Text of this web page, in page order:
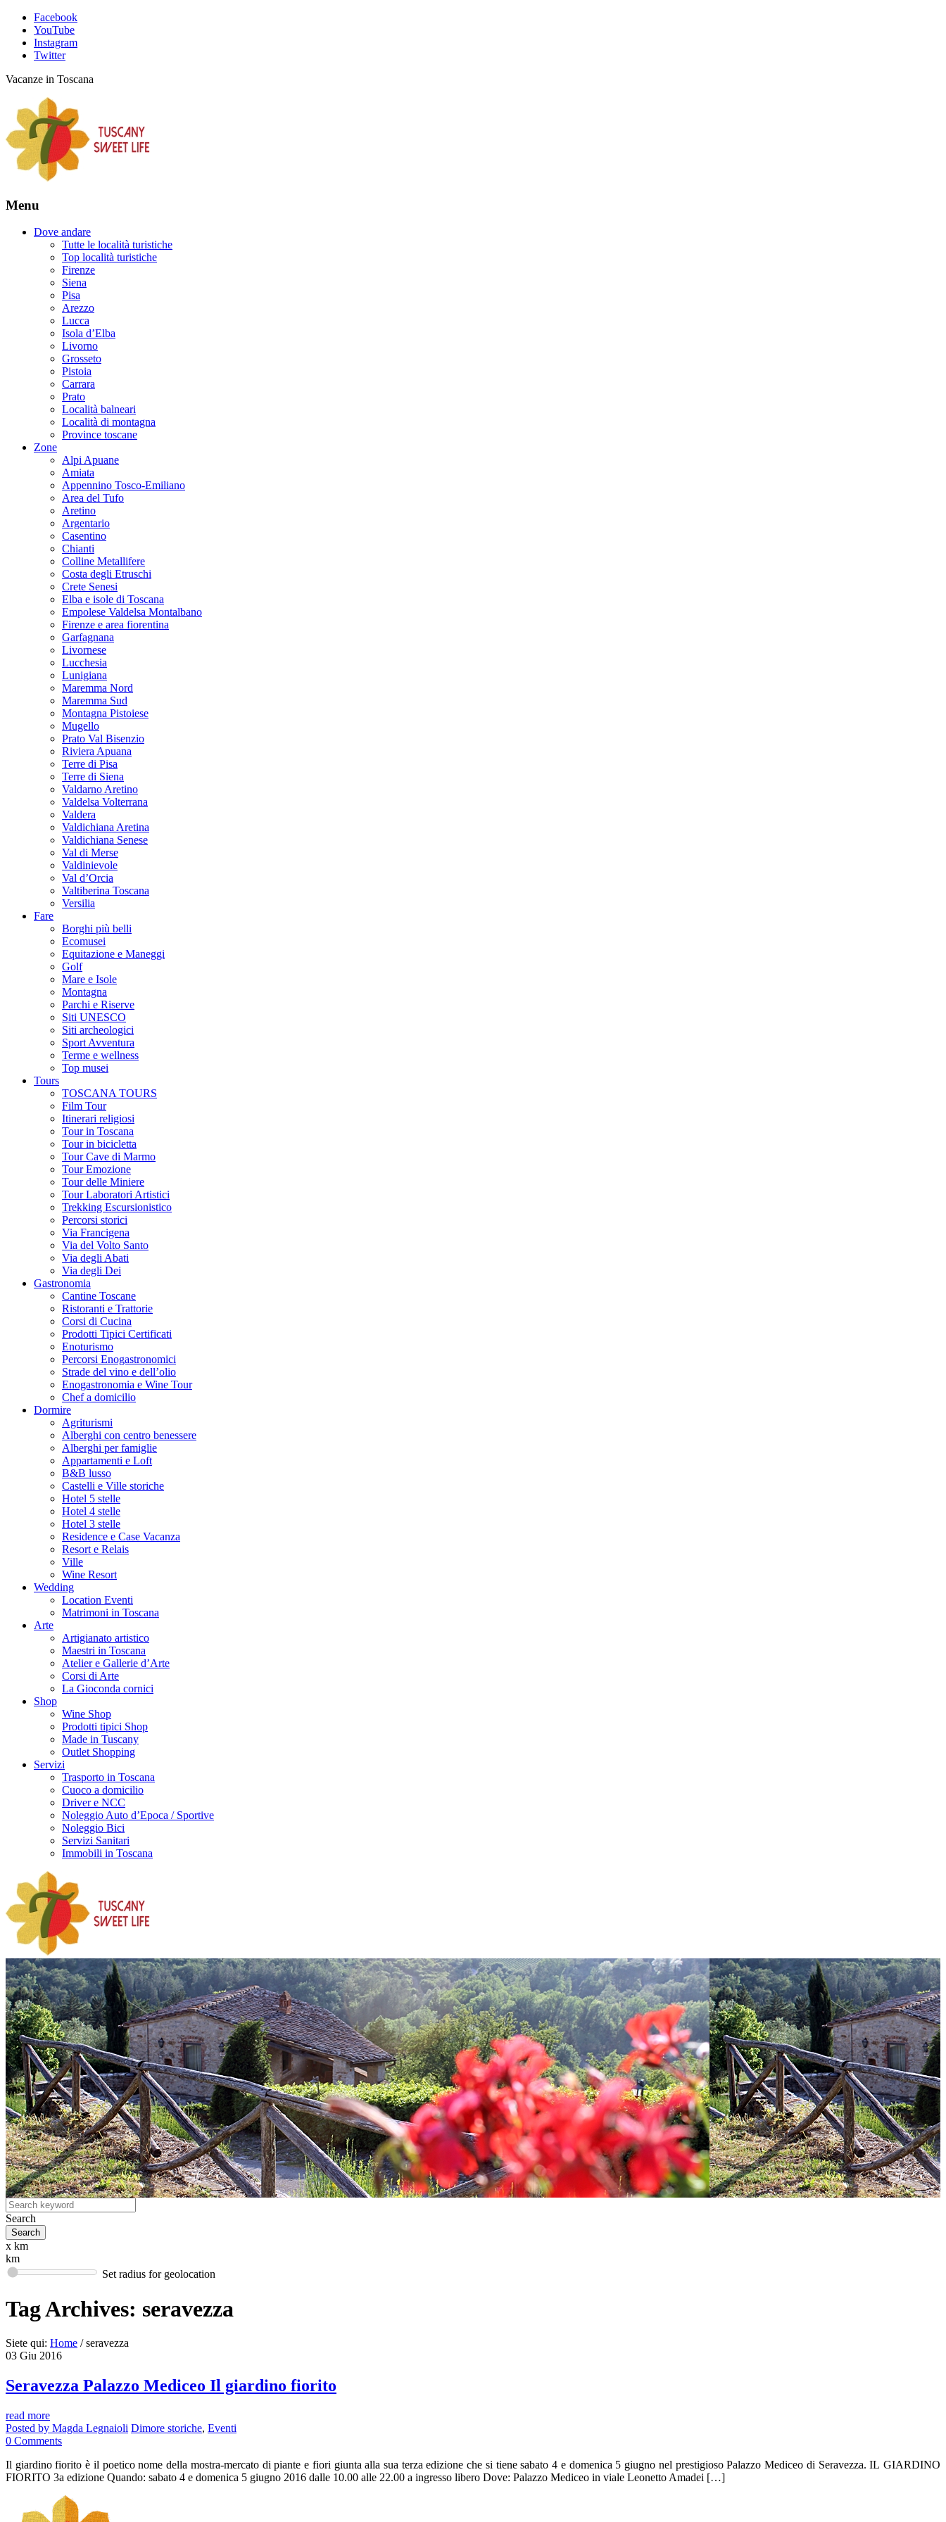
Facebook
YouTube
Instagram
Twitter
Vacanze in Toscana
Menu
Dove andare
Tutte le località turistiche
Top località turistiche
Firenze
Siena
Pisa
Arezzo
Lucca
Isola d’Elba
Livorno
Grosseto
Pistoia
Carrara
Prato
Località balneari
Località di montagna
Province toscane
Zone
Alpi Apuane
Amiata
Appennino Tosco-Emiliano
Area del Tufo
Aretino
Argentario
Casentino
Chianti
Colline Metallifere
Costa degli Etruschi
Crete Senesi
Elba e isole di Toscana
Empolese Valdelsa Montalbano
Firenze e area fiorentina
Garfagnana
Livornese
Lucchesia
Lunigiana
Maremma Nord
Maremma Sud
Montagna Pistoiese
Mugello
Prato Val Bisenzio
Riviera Apuana
Terre di Pisa
Terre di Siena
Valdarno Aretino
Valdelsa Volterrana
Valdera
Valdichiana Aretina
Valdichiana Senese
Val di Merse
Valdinievole
Val d’Orcia
Valtiberina Toscana
Versilia
Fare
Borghi più belli
Ecomusei
Equitazione e Maneggi
Golf
Mare e Isole
Montagna
Parchi e Riserve
Siti UNESCO
Siti archeologici
Sport Avventura
Terme e wellness
Top musei
Tours
TOSCANA TOURS
Film Tour
Itinerari religiosi
Tour in Toscana
Tour in bicicletta
Tour Cave di Marmo
Tour Emozione
Tour delle Miniere
Tour Laboratori Artistici
Trekking Escursionistico
Percorsi storici
Via Francigena
Via del Volto Santo
Via degli Abati
Via degli Dei
Gastronomia
Cantine Toscane
Ristoranti e Trattorie
Corsi di Cucina
Prodotti Tipici Certificati
Enoturismo
Percorsi Enogastronomici
Strade del vino e dell’olio
Enogastronomia e Wine Tour
Chef a domicilio
Dormire
Agriturismi
Alberghi con centro benessere
Alberghi per famiglie
Appartamenti e Loft
B&B lusso
Castelli e Ville storiche
Hotel 5 stelle
Hotel 4 stelle
Hotel 3 stelle
Residence e Case Vacanza
Resort e Relais
Ville
Wine Resort
Wedding
Location Eventi
Matrimoni in Toscana
Arte
Artigianato artistico
Maestri in Toscana
Atelier e Gallerie d’Arte
Corsi di Arte
La Gioconda cornici
Shop
Wine Shop
Prodotti tipici Shop
Made in Tuscany
Outlet Shopping
Servizi
Trasporto in Toscana
Cuoco a domicilio
Driver e NCC
Noleggio Auto d’Epoca / Sportive
Noleggio Bici
Servizi Sanitari
Immobili in Toscana
Search
x km
km
Set radius for geolocation
Tag Archives: seravezza
Siete qui: Home / seravezza
03 Giu 2016
Seravezza Palazzo Mediceo Il giardino fiorito
read more
Posted by Magda Legnaioli Dimore storiche, Eventi
0 Comments
Il giardino fiorito è il poetico nome della mostra-mercato di piante e fiori giunta alla sua terza edizione che si tiene sabato 4 e domenica 5 giugno nel prestigioso Palazzo Mediceo di Seravezza. IL GIARDINO
FIORITO 3a edizione Quando: sabato 4 e domenica 5 giugno 2016 dalle 10.00 alle 22.00 a ingresso libero Dove: Palazzo Mediceo in viale Leonetto Amadei […]